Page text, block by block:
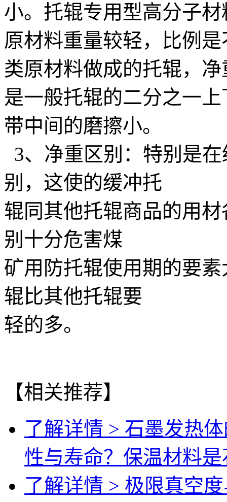
小。托辊专用型高分子材
原材料重量较轻，比例
类原材料做成的托辊，净
是一般托辊的二分之一
带中间的磨擦小。
3、净重区别：特别是
别，这使的缓冲托
辊同其他托辊商品的用
别十分危害煤
矿用防托辊使用期的要
辊比其他托辊要
轻的多。
【相关推荐】
了解详情 > 石墨发热
性与寿命？保温材料
了解详情 > 极限真空